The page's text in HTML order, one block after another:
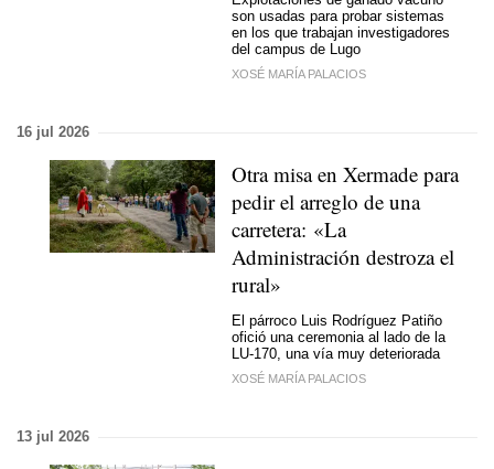
son usadas para probar sistemas
en los que trabajan investigadores
del campus de Lugo
XOSÉ MARÍA PALACIOS
16 jul 2026
Otra misa en Xermade para
pedir el arreglo de una
carretera: «La
Administración destroza el
rural»
El párroco Luis Rodríguez Patiño
ofició una ceremonia al lado de la
LU-170, una vía muy deteriorada
XOSÉ MARÍA PALACIOS
13 jul 2026